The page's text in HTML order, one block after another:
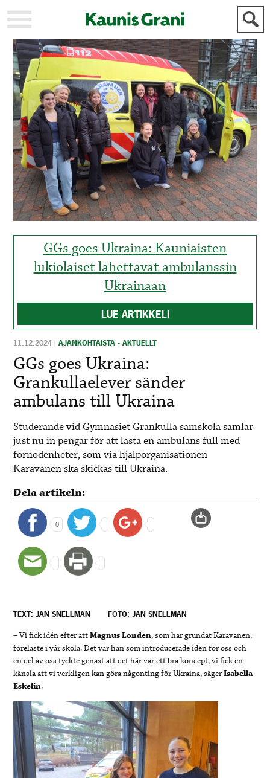
KAUPUNKI
STADEN
AJANKOHTAISTA
AKTUELLT
URHEILU
IDROTT
KULTTUURI
KULTUR
HISTORIA
HISTORIA
YLEINEN
ALLMÄN
MAINOSTAJILLE
FÖR
ANNONSÖRER
GGs goes Ukraina: Kauniaisten
lukiolaiset lähettävät ambulanssin
Ukrainaan
LUE ARTIKKELI
11.12.2024 |AJANKOHTAISTA - AKTUELLT
GGs goes Ukraina:
Grankullaelever sänder
ambulans till Ukraina
Studerande vid Gymnasiet Grankulla samskola samlar
just nu in pengar för att lasta en ambulans full med
förnödenheter, som via hjälporganisationen
Karavanen ska skickas till Ukraina.
Dela artikeln:
0
TEXT: JAN SNELLMAN FOTO: JAN SNELLMAN
– Vi fick idén efter attMagnus Londen, som har grundat Karavanen,
föreläste i vår skola. Det var han som introducerade idén för oss och
en del av oss tyckte genast att det här var ett bra koncept, vi fick en
känsla att vi verkligen kan göra någonting för Ukraina, sägerIsabella
Eskelin.